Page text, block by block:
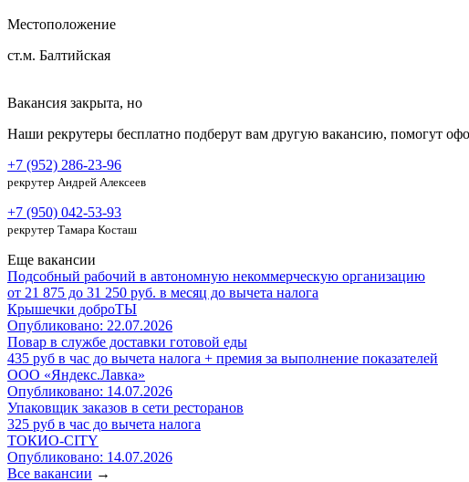
Местоположение
ст.м. Балтийская
Вакансия закрыта, но
Наши рекрутеры бесплатно подберут вам другую вакансию, помогут
+7 (952) 286-23-96
рекрутер Андрей Алексеев
+7 (950) 042-53-93
рекрутер Тамара Косташ
Еще вакансии
Подсобный рабочий в автономную некоммерческую организацию
от 21 875 до 31 250 руб. в месяц до вычета налога
Крышечки доброТЫ
Опубликовано: 22.07.2026
Повар в службе доставки готовой еды
435 руб в час до вычета налога + премия за выполнение показателей
ООО «Яндекс.Лавка»
Опубликовано: 14.07.2026
Упаковщик заказов в сети ресторанов
325 руб в час до вычета налога
ТОКИО-CITY
Опубликовано: 14.07.2026
Все вакансии →